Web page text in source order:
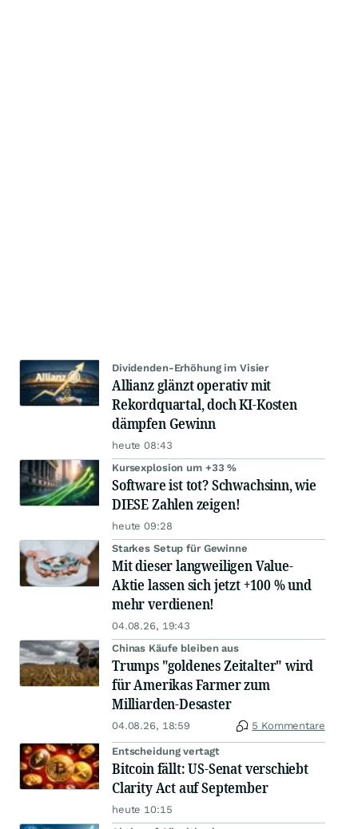
Dividenden-Erhöhung im Visier
Allianz glänzt operativ mit
Rekordquartal, doch KI-Kosten
dämpfen Gewinn
heute 08:43
Kursexplosion um +33 %
Software ist tot? Schwachsinn, wie
DIESE Zahlen zeigen!
heute 09:28
Starkes Setup für Gewinne
Mit dieser langweiligen Value-
Aktie lassen sich jetzt +100 % und
mehr verdienen!
04.08.26, 19:43
Chinas Käufe bleiben aus
Trumps "goldenes Zeitalter" wird
für Amerikas Farmer zum
Milliarden-Desaster
04.08.26, 18:59 5 Kommentare
Entscheidung vertagt
Bitcoin fällt: US-Senat verschiebt
Clarity Act auf September
heute 10:15